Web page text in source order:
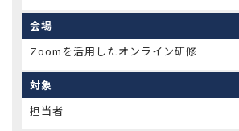
会場
Zoomを活用したオンライン研修
対象
担当者